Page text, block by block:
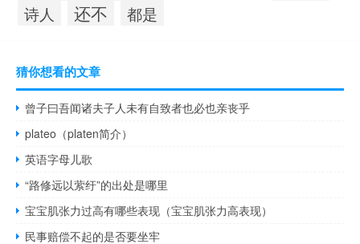
诗人 还不 都是
猜你想看的文章
曾子曰吾闻诸夫子人未有自致者也必也亲丧乎
plateo（platen简介）
英语字母儿歌
“路修远以萦纡”的出处是哪里
宝宝肌张力过高有哪些表现（宝宝肌张力高表现）
民事赔偿不起的是否要坐牢